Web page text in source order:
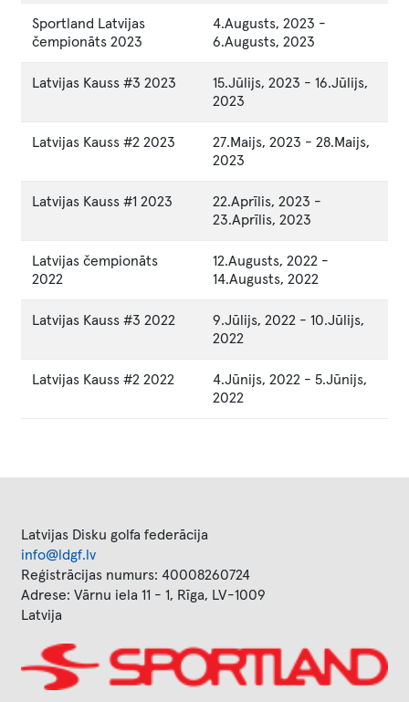
Sportland Latvijas
čempionāts 2023
4.Augusts, 2023 -
6.Augusts, 2023
Latvijas Kauss #3 2023 15.Jūlijs, 2023 - 16.Jūlijs,
2023
Latvijas Kauss #2 2023 27.Maijs, 2023 - 28.Maijs,
2023
Latvijas Kauss #1 2023 22.Aprīlis, 2023 -
23.Aprīlis, 2023
Latvijas čempionāts
2022
12.Augusts, 2022 -
14.Augusts, 2022
Latvijas Kauss #3 2022 9.Jūlijs, 2022 - 10.Jūlijs,
2022
Latvijas Kauss #2 2022 4.Jūnijs, 2022 - 5.Jūnijs,
2022
Latvijas Disku golfa federācija
info@ldgf.lv
Reģistrācijas numurs: 40008260724
Adrese: Vārnu iela 11 - 1, Rīga, LV-1009
Latvija
Image